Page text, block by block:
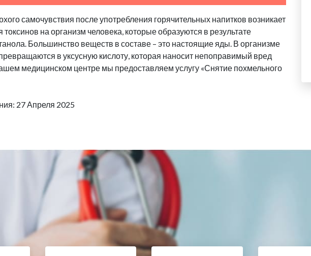
самочувствия после употребления горячительных напитков возникает
токсинов на организм человека, которые образуются в результате
Большинство веществ в составе – это настоящие яды. В организме
в уксусную кислоту, которая наносит непоправимый вред
медицинском центре мы предоставляем услугу «Снятие похмельного
27 Апреля 2025